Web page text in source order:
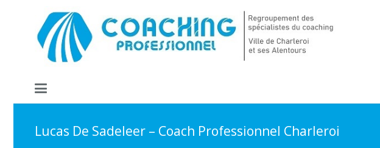
Lucas De Sadeleer – Coach Professionnel Charleroi